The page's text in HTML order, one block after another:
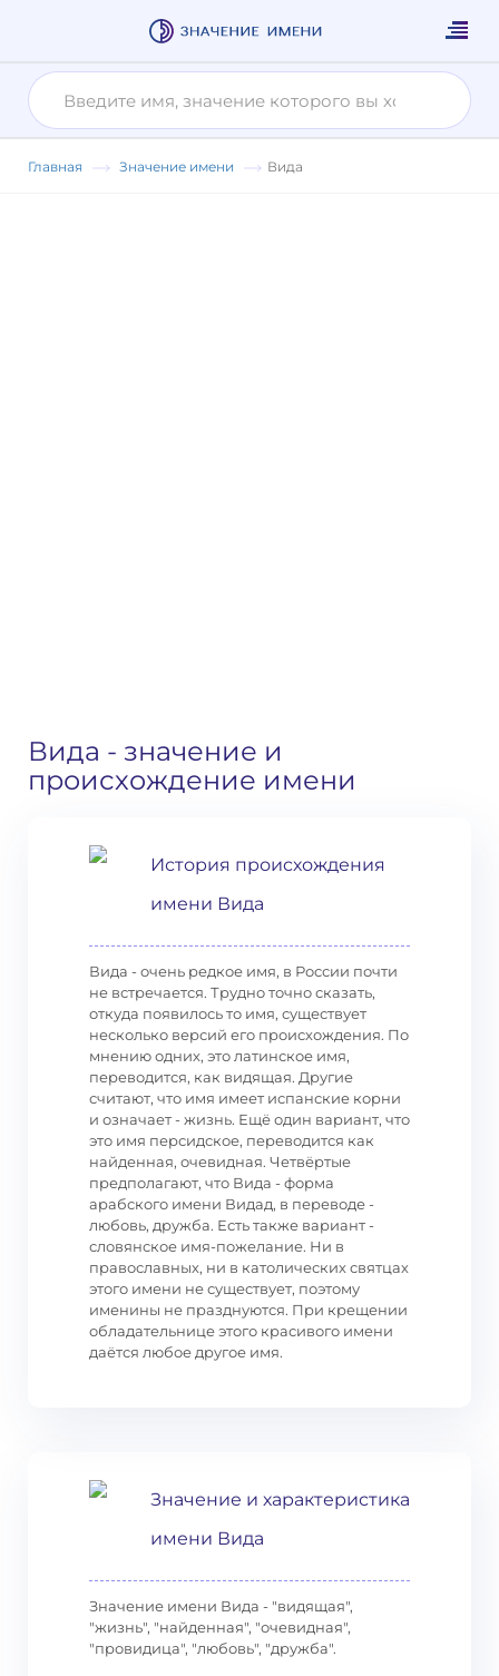
Главная Значение имени Вида
Вида - значение и
происхождение имени
История происхождения
имени Вида
Вида - очень редкое имя, в России почти
не встречается. Трудно точно сказать,
откуда появилось то имя, существует
несколько версий его происхождения. По
мнению одних, это латинское имя,
переводится, как видящая. Другие
считают, что имя имеет испанские корни
и означает - жизнь. Ещё один вариант, что
это имя персидское, переводится как
найденная, очевидная. Четвёртые
предполагают, что Вида - форма
арабского имени Видад, в переводе -
любовь, дружба. Есть также вариант -
словянское имя-пожелание. Ни в
православных, ни в католических святцах
этого имени не существует, поэтому
именины не празднуются. При крещении
обладательнице этого красивого имени
даётся любое другое имя.
Значение и характеристика
имени Вида
Значение имени Вида - "видящая",
"жизнь", "найденная", "очевидная",
"провидица", "любовь", "дружба".